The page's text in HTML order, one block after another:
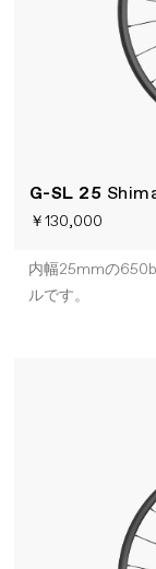
G-SL 25
￥130,000
内幅25mmの
ルです。